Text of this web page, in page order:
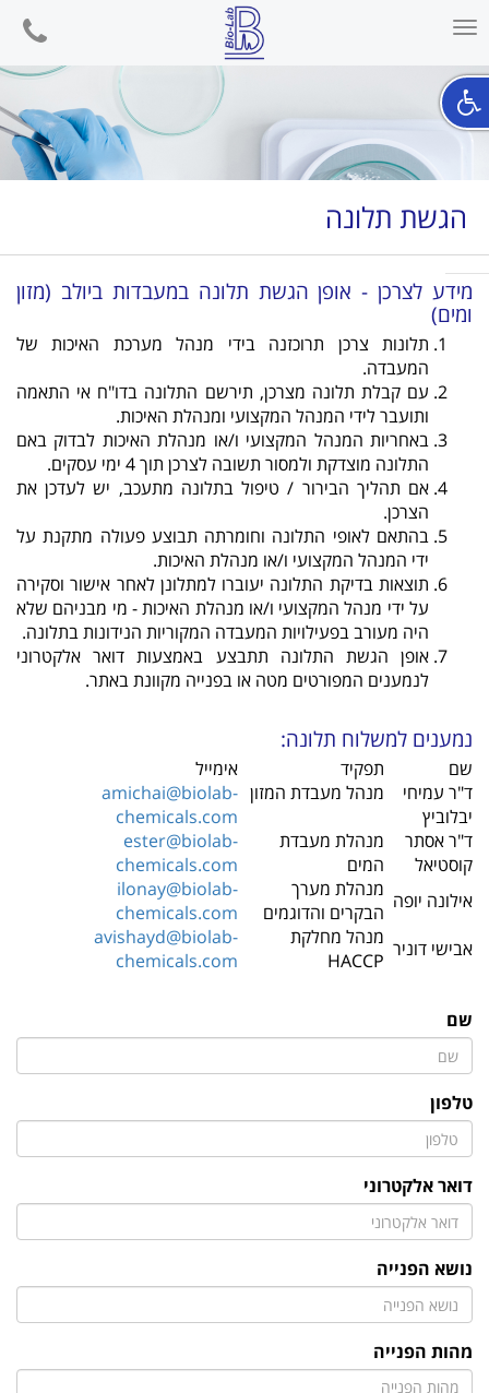
Toggle
phone
הגשת תלונה
מידע לצרכן - אופן הגשת תלונה במעבדות ביולב (מזון
ומים)
תלונות צרכן תרוכזנה בידי מנהל מערכת האיכות של
המעבדה.
עם קבלת תלונה מצרכן, תירשם התלונה בדו"ח אי התאמה
ותועבר לידי המנהל המקצועי ומנהלת האיכות.
באחריות המנהל המקצועי ו/או מנהלת האיכות לבדוק באם
התלונה מוצדקת ולמסור תשובה לצרכן תוך 4 ימי עסקים.
אם תהליך הבירור / טיפול בתלונה מתעכב, יש לעדכן את
הצרכן.
בהתאם לאופי התלונה וחומרתה תבוצע פעולה מתקנת על
ידי המנהל המקצועי ו/או מנהלת האיכות.
תוצאות בדיקת התלונה יעוברו למתלונן לאחר אישור וסקירה
על ידי מנהל המקצועי ו/או מנהלת האיכות - מי מבניהם שלא
היה מעורב בפעילויות המעבדה המקוריות הנידונות בתלונה.
אופן הגשת התלונה תתבצע באמצעות דואר אלקטרוני
לנמענים המפורטים מטה או בפנייה מקוונת באתר.
נמענים למשלוח תלונה:
שם תפקיד
אימייל
ד"ר עמיחי
יבלוביץ
מנהל מעבדת המזון amichai@biolab-
chemicals.com
ד"ר אסתר
קוסטיאל
מנהלת מעבדת
המים
ester@biolab-
chemicals.com
אילונה יופה מנהלת מערך
הבקרים והדוגמים
ilonay@biolab-
chemicals.com
אבישי דוניר מנהל מחלקת
HACCP
avishayd@biolab-
chemicals.com
שם
טלפון
דואר אלקטרוני
נושא הפנייה
מהות הפנייה